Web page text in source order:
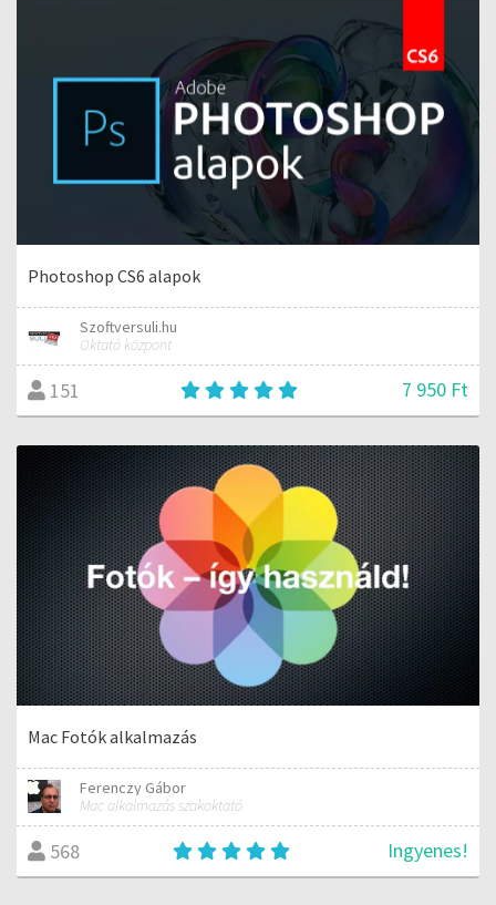
Photoshop CS6 alapok
Szoftversuli.hu
Oktató központ
151 7 950 Ft
Mac Fotók alkalmazás
Ferenczy Gábor
Mac alkalmazás szakoktató
568 Ingyenes!